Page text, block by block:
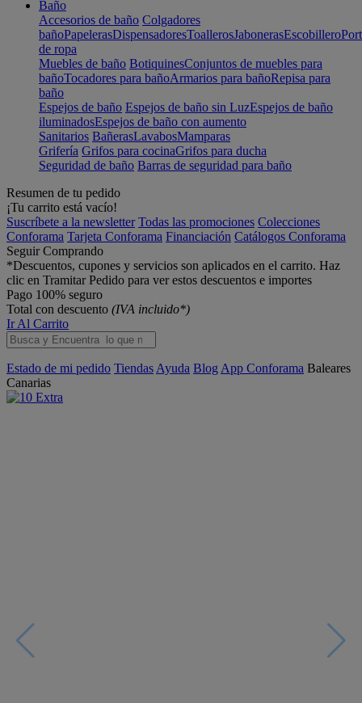
Baño
Accesorios de baño Colgadores
bañoPapelerasDispensadoresToallerosJabonerasEscobillero
de ropa
Muebles de baño BotiquinesConjuntos de muebles para
bañoTocadores para bañoArmarios para bañoRepisa para
baño
Espejos de baño Espejos de baño sin LuzEspejos de baño
iluminadosEspejos de baño con aumento
Sanitarios BañerasLavabosMamparas
Grifería Grifos para cocinaGrifos para ducha
Seguridad de baño Barras de seguridad para baño
Resumen de tu pedido
¡Tu carrito está vacío!
Suscríbete a la newsletter Todas las promociones Colecciones
Conforama Tarjeta Conforama Financiación Catálogos Conforama
Seguir Comprando
*Descuentos, cupones y servicios son aplicados en el carrito. Haz
clic en Tramitar Pedido para ver estos descuentos e importes
Pago 100% seguro
Total con descuento (IVA incluido*)
Ir Al Carrito
Estado de mi pedido Tiendas Ayuda Blog App Conforama Baleares
Canarias